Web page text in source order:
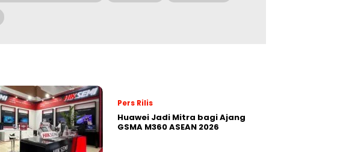
Pers Rilis
Huawei Jadi Mitra bagi Ajang
GSMA M360 ASEAN 2026